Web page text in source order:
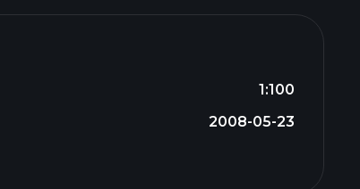
1:100
2008-05-23